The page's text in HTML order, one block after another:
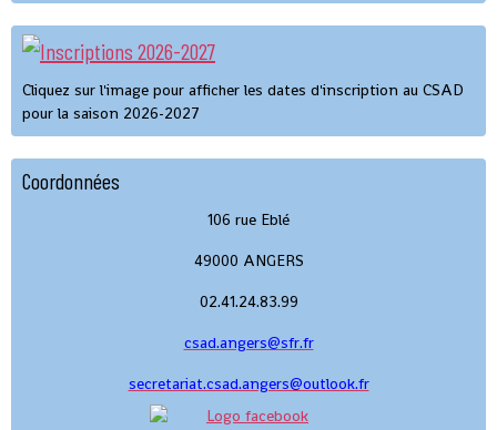
Cliquez sur l'image pour afficher les dates d'inscription au CSAD
pour la saison 2026-2027
Coordonnées
106 rue Eblé
49000 ANGERS
02.41.24.83.99
csad.angers@sfr.fr
secretariat.csad.angers@outlook.fr